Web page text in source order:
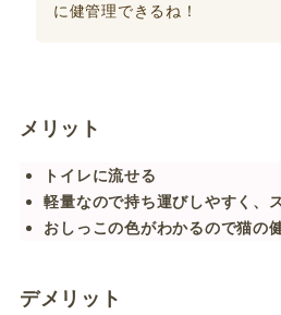
に健管理できるね！
メリット
トイレに流せる
軽量なので持ち運びしやすく、
おしっこの色がわかるので猫の
デメリット